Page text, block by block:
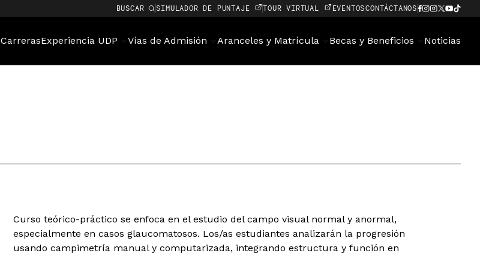
BUSCAR SIMULADOR DE PUNTAJE TOUR VIRTUAL EVENTOSCONTÁCTANOS
CarrerasExperiencia UDP Vías de Admisión Aranceles y Matrícula Becas y Beneficios Noticias
Curso teórico-práctico se enfoca en el estudio del campo visual normal y anormal,
especialmente en casos glaucomatosos. Los/as estudiantes analizarán la progresión
usando campimetría manual y computarizada, integrando estructura y función en